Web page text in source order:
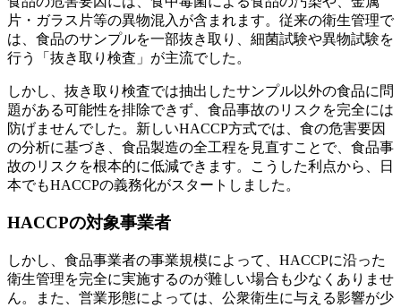
片・ガラス片等の異物混入が含まれます。従来の衛生管理で
は、食品のサンプルを一部抜き取り、細菌試験や異物試験を
行う「抜き取り検査」が主流でした。
しかし、抜き取り検査では抽出したサンプル以外の食品に問
題がある可能性を排除できず、食品事故のリスクを完全には
防げませんでした。新しいHACCP方式では、食の危害要因
の分析に基づき、食品製造の全工程を見直すことで、食品事
故のリスクを根本的に低減できます。こうした利点から、日
本でもHACCPの義務化がスタートしました。
HACCPの対象事業者
しかし、食品事業者の事業規模によって、HACCPに沿った
衛生管理を完全に実施するのが難しい場合も少なくありませ
ん。また、営業形態によっては、公衆衛生に与える影響が少